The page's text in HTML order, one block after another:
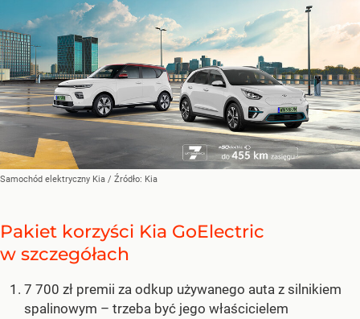
Samochód elektryczny Kia / Źródło: Kia
Pakiet korzyści Kia GoElectric
w szczegółach
7 700 zł premii za odkup używanego auta z silnikiem
spalinowym – trzeba być jego właścicielem